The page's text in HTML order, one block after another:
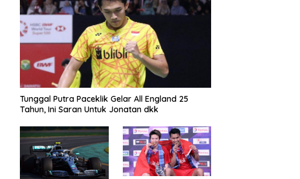
Tunggal Putra Paceklik Gelar All England 25
Tahun, Ini Saran Untuk Jonatan dkk